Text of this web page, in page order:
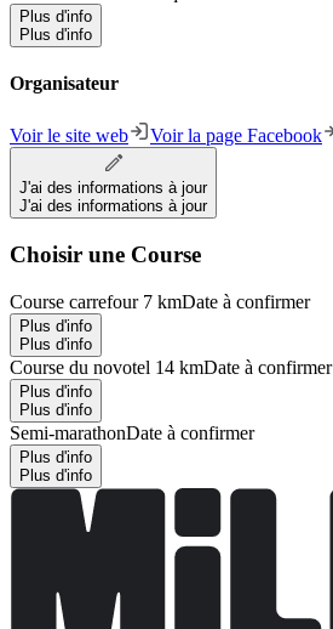
Plus d'info
Plus d'info
Organisateur
Voir le site web Voir la page Facebook
J'ai des informations à jour
J'ai des informations à jour
Choisir une Course
Course carrefour 7 kmDate à confirmer
Plus d'info
Plus d'info
Course du novotel 14 kmDate à confirmer
Plus d'info
Plus d'info
Semi-marathonDate à confirmer
Plus d'info
Plus d'info